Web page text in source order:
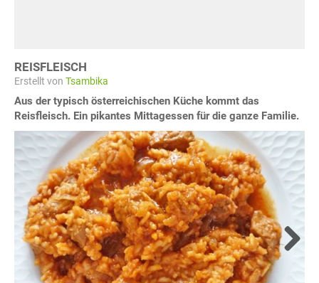
REISFLEISCH
Erstellt von Tsambika
Aus der typisch österreichischen Küche kommt das
Reisfleisch. Ein pikantes Mittagessen für die ganze Familie.
Next